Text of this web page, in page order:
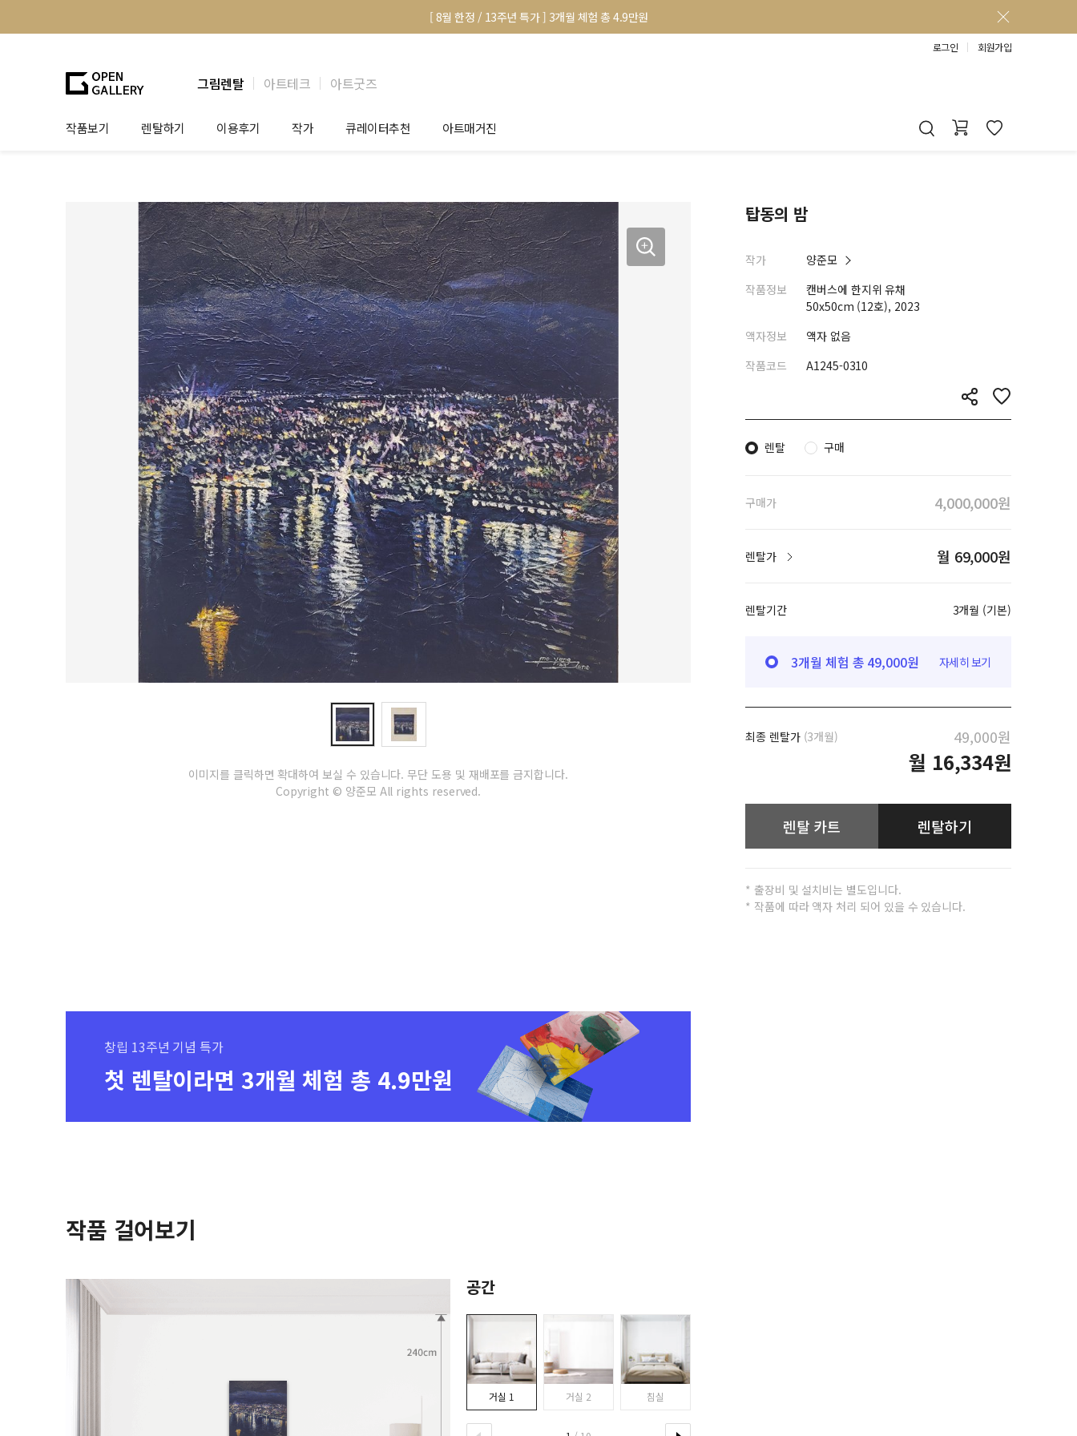
[ 8월 한정 / 13주년 특가 ] 3개월 체험 총 4.9만원
로그인 회원가입
그림렌탈 아트테크 아트굿즈
작품보기 렌탈하기
법인상담
기프트카드
이용후기
법인 고객
셀럽 인터뷰
작가
작가공모
큐레이터추천
작품선택 Tip
그림인테리어 Tip
테마별 추천
아트매거진
미술 이야기
아트 딕셔너리
이미지를 클릭하면 확대하여 보실 수 있습니다. 무단 도용 및 재배포를 금지합니다.
Copyright © 양준모 All rights reserved.
탑동의 밤
작가
양준모
작품정보
캔버스에 한지위 유채
50x50cm (12호), 2023
액자정보
액자 없음
작품코드
A1245-0310
렌탈 구매
구매가 4,000,000원
렌탈가 월 69,000원
렌탈기간 3개월 (기본)
3개월 체험 총 49,000원 자세히 보기
최종 렌탈가(3개월) 49,000원
월 16,334원
렌탈 카트 렌탈하기
* 출장비 및 설치비는 별도입니다.
* 작품에 따라 액자 처리 되어 있을 수 있습니다.
창립 13주년 기념 특가
첫 렌탈이라면 3개월 체험 총 4.9만원
작품 걸어보기
공간
거실 1 거실 2 침실